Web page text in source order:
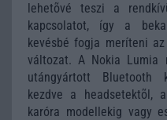
lehetõvé teszi a
kapcsolatot, így a
kevésbé fogja meríteni
változat. A Nokia Lumia
utángyártott Bluetooth
kezdve a headsetektõl,
karóra modellekig vagy